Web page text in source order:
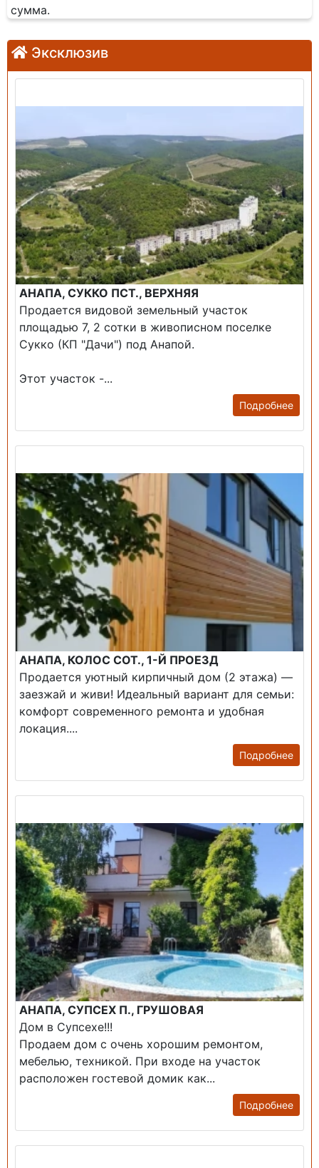
сумма.
Эксклюзив
АНАПА, СУККО ПСТ., ВЕРХНЯЯ
Продается видовой земельный участок
площадью 7, 2 сотки в живописном поселке
Сукко (КП "Дачи") под Анапой.
Этот участок -...
Подробнее
АНАПА, КОЛОС СОТ., 1-Й ПРОЕЗД
Продается уютный кирпичный дом (2 этажа) —
заезжай и живи! ​Идеальный вариант для семьи:
комфорт современного ремонта и удобная
локация....
Подробнее
АНАПА, СУПСЕХ П., ГРУШОВАЯ
Дом в Супсехе!!!
Продаем дом с очень хорошим ремонтом,
мебелью, техникой. При входе на участок
расположен гостевой домик как...
Подробнее